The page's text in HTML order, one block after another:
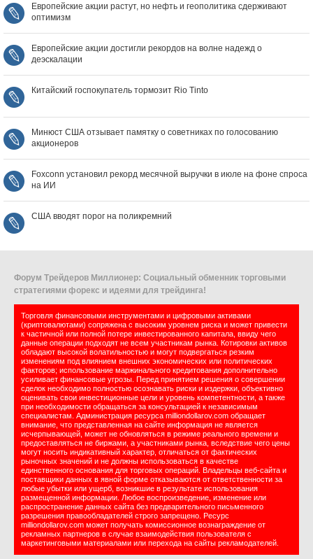
Европейские акции растут, но нефть и геополитика сдерживают
оптимизм
Европейские акции достигли рекордов на волне надежд о
деэскалации
Китайский госпокупатель тормозит Rio Tinto
Минюст США отзывает памятку о советниках по голосованию
акционеров
Foxconn установил рекорд месячной выручки в июле на фоне спроса
на ИИ
США вводят порог на поликремний
Форум Трейдеров Миллионер: Социальный обменник торговыми
стратегиями форекс и идеями для трейдинга!
Торговля финансовыми инструментами и цифровыми активами
(криптовалютами) сопряжена с высоким уровнем риска и может привести
к частичной или полной потере инвестированного капитала, ввиду чего
данные операции подходят не всем участникам рынка. Котировки активов
обладают высокой волатильностью и могут подвергаться резким
изменениям под влиянием внешних экономических или политических
факторов; использование маржинального кредитования дополнительно
усиливает финансовые угрозы. Перед принятием решения о совершении
сделок необходимо полностью осознавать риски и издержки, объективно
оценивать свои инвестиционные цели и уровень компетентности, а также
при необходимости обращаться за консультацией к независимым
специалистам. Администрация ресурса milliondollarov.com обращает
внимание, что представленная на сайте информация не является
исчерпывающей, может не обновляться в режиме реального времени и
предоставляться не биржами, а участниками рынка, вследствие чего цены
могут носить индикативный характер, отличаться от фактических
рыночных значений и не должны использоваться в качестве
единственного основания для торговых операций. Владельцы веб-сайта и
поставщики данных в явной форме отказываются от ответственности за
любые убытки или ущерб, возникшие в результате использования
размещенной информации. Любое воспроизведение, изменение или
распространение данных сайта без предварительного письменного
разрешения правообладателей строго запрещено. Ресурс
milliondollarov.com может получать комиссионное вознаграждение от
рекламных партнеров в случае взаимодействия пользователя с
маркетинговыми материалами или перехода на сайты рекламодателей.